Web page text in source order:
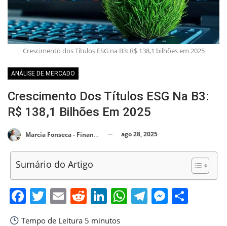
Crescimento dos Títulos ESG na B3: R$ 138,1 bilhões em 2025
ANÁLISE DE MERCADO
Crescimento Dos Títulos ESG Na B3:
R$ 138,1 Bilhões Em 2025
Marcia Fonseca - Financial Consultant ago 28, 2025
Sumário do Artigo
Facebook
Twitter
EmailReddit
LinkedIn
WhatsApp
Telegram
Tempo de Leitura 5 minutos